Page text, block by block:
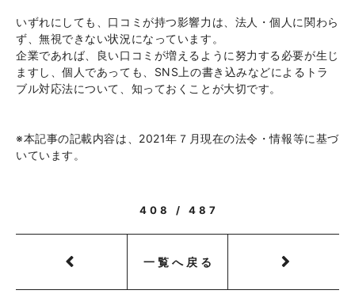
いずれにしても、口コミが持つ影響力は、法人・個人に関わら
ず、無視できない状況になっています。
企業であれば、良い口コミが増えるように努力する必要が生じ
ますし、個人であっても、SNS上の書き込みなどによるトラ
ブル対応法について、知っておくことが大切です。
※本記事の記載内容は、2021年７月現在の法令・情報等に基づ
いています。
408 / 487
一覧へ戻る